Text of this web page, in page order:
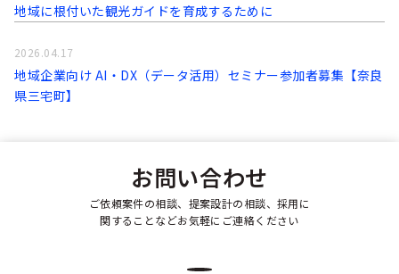
地域に根付いた観光ガイドを育成するために
地域企業向け AI・DX（データ活用）セミナー参加者募集【奈良
県三宅町】
2026.04.17
お問い合わせ
ご依頼案件の相談、提案設計の相談、採用に
関することなどお気軽にご連絡ください